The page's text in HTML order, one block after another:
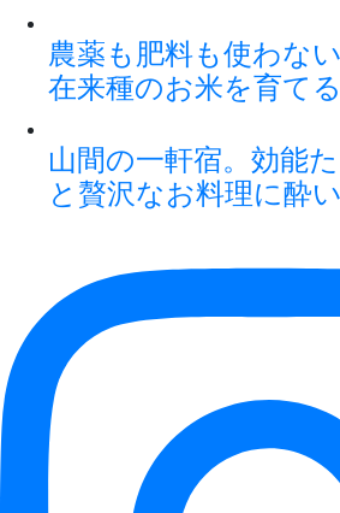
農薬も肥料も使わな
在来種のお米を育てる
山間の一軒宿。効能
と贅沢なお料理に酔